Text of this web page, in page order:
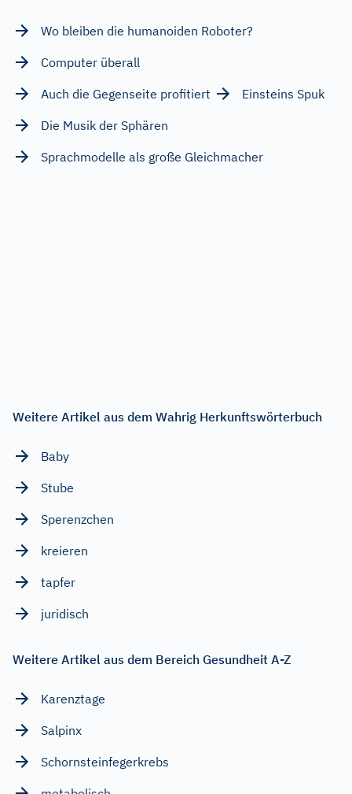
Wo bleiben die humanoiden Roboter?
Computer überall
Auch die Gegenseite profitiert
Einsteins Spuk
Die Musik der Sphären
Sprachmodelle als große Gleichmacher
Weitere Artikel aus dem Wahrig Herkunftswörterbuch
Baby
Stube
Sperenzchen
kreieren
tapfer
juridisch
Weitere Artikel aus dem Bereich Gesundheit A-Z
Karenztage
Salpinx
Schornsteinfegerkrebs